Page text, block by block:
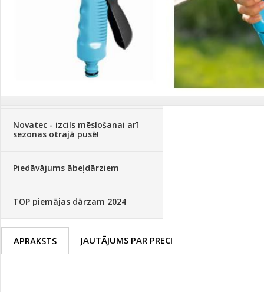
Dezinfekcija, tīrīšana, mazgāšana
(75)
(72)
Ievešanas atļaujas 2025
Visas datu drošības lapas (DDL)
Novatec - izcils mēslošanai arī
sezonas otrajā pusē!
Piedāvājums ābeļdārziem
TOP piemājas dārzam 2024
APRAKSTS JAUTĀJUMS PAR PRECI